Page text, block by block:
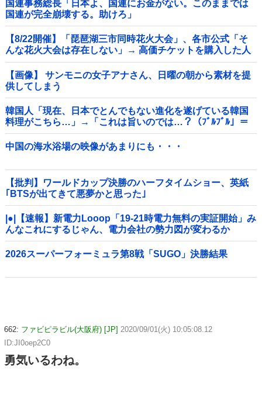
国連事務総長「日本よ、国連にお金がない。このままでは
国連が完全崩壊する。助けろ」
【8/22開催】「琵琶湖三市同時花火大会」、各市公式「そ
んな花火大会は存在しない」→ 高価チケットを購入した人
達がSNS阿鼻叫喚他
【画像】 サンモニの女子アナさん、日曜の朝から素材を提
供してしまう
韓国人「現在、日本でとんでもない進化を遂げている韓国
料理がこちら…」→「これは旨いのでは…？（ﾌﾞﾙﾌﾞﾙ」＝
韓国の反応
中国の海水浴場の映像があまりにも・・・
【批判】ワールドカップ決勝のハーフタイムショー、英紙
｢BTSが出てきて悪夢かと思った｣
|●|【速報】新電力Looop「19-21時電力無料の実証開始」み
んなこれにするじゃん、電力会社の勢力図が変わるか
2026スーパーフォーミュラ第8戦「SUGO」決勝結果
662: ファビピラビル(大阪府) [JP] 2020/09/01(火) 10:05:08.12
ID:JI0oep2C0
勇気いるわね。